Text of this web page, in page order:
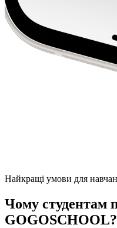
Найкращі умови для
Чому студентам
GOGOSCHOOL?